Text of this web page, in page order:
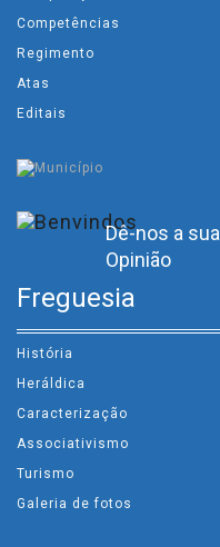
Competências
Regimento
Atas
Editais
Dê-nos a sua
Opinião
Freguesia
História
Heráldica
Caracterização
Associativismo
Turismo
Galeria de fotos